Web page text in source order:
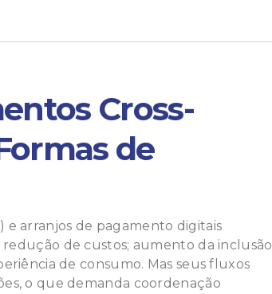
Cross-
de
e arranjos de pagamento digitais
de custos; aumento da inclusão
de consumo. Mas seus fluxos
o que demanda coordenação